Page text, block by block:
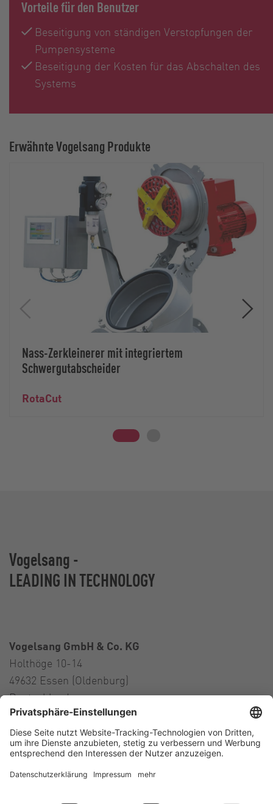
Vorteile für den Benutzer
Beseitigung von ständigen Verstopfungen der
Pumpensysteme
Beseitigung der Kosten für das Abschalten des
Systems
Erwähnte Vogelsang Produkte
Nass-Zerkleinerer mit integriertem
Schwergutabscheider
RotaCut
Vogelsang -
LEADING IN TECHNOLOGY
Vogelsang GmbH & Co. KG
Holthöge 10-14
49632 Essen (Oldenburg)
Deutschland
Kontakt
Tel.:+49 5434 83 0